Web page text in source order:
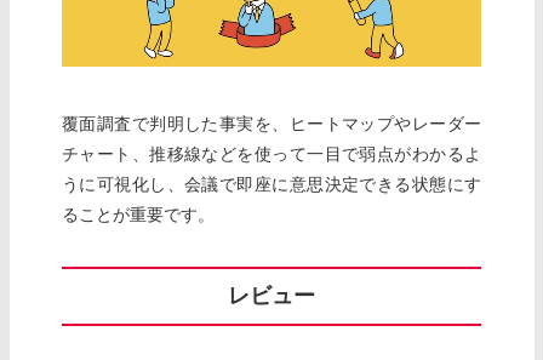
覆面調査で判明した事実を、ヒートマップやレーダー
チャート、推移線などを使って一目で弱点がわかるよ
うに可視化し、会議で即座に意思決定できる状態にす
ることが重要です。
レビュー